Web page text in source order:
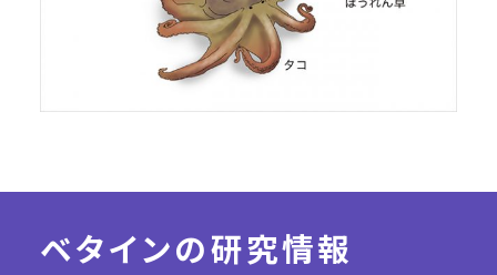
ベタインの研究情報